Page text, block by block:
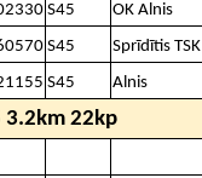
S45 OK Alnis
S45 Sprīdītis TSK
S45 Alnis
3.2km 22kp